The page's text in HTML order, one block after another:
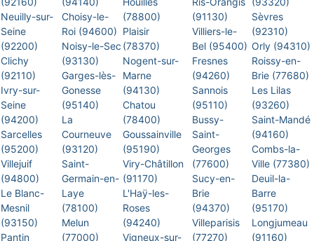
Neuilly-sur-
Seine
(92200)
Clichy
(92110)
Ivry-sur-
Seine
(94200)
Sarcelles
(95200)
Villejuif
(94800)
Le Blanc-
Mesnil
(93150)
Pantin
Choisy-le-
Roi (94600)
Noisy-le-Sec
(93130)
Garges-lès-
Gonesse
(95140)
La
Courneuve
(93120)
Saint-
Germain-en-
Laye
(78100)
Melun
(77000)
(78800)
Plaisir
(78370)
Nogent-sur-
Marne
(94130)
Chatou
(78400)
Goussainville
(95190)
Viry-Châtillon
(91170)
L'Haÿ-les-
Roses
(94240)
Vigneux-sur-
(91130)
Villiers-le-
Bel (95400)
Fresnes
(94260)
Sannois
(95110)
Bussy-
Saint-
Georges
(77600)
Sucy-en-
Brie
(94370)
Villeparisis
(77270)
Sèvres
(92310)
Orly (94310)
Roissy-en-
Brie (77680)
Les Lilas
(93260)
Saint-Mandé
(94160)
Combs-la-
Ville (77380)
Deuil-la-
Barre
(95170)
Longjumeau
(91160)